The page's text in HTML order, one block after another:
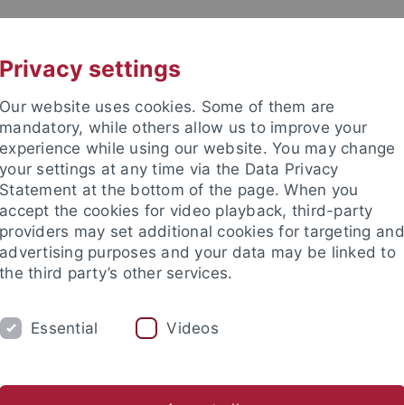
/ VERWALTUNG
Privacy settings
Our website uses cookies. Some of them are
mandatory, while others allow us to improve your
experience while using our website. You may change
your settings at any time via the Data Privacy
Statement at the bottom of the page. When you
accept the cookies for video playback, third-party
providers may set additional cookies for targeting and
advertising purposes and your data may be linked to
the third party’s other services.
Essential Videos